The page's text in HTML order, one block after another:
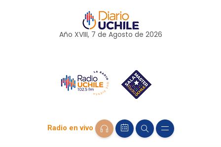
Año XVIII, 7 de Agosto de 2026
Radio en vivo